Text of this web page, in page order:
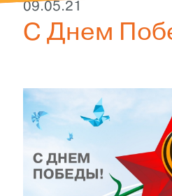
09.05.21
С Днем